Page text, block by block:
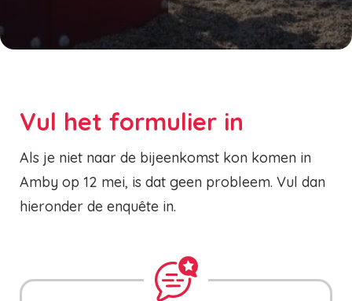
Vul het formulier in
Als je niet naar de bijeenkomst kon komen in
Amby op 12 mei, is dat geen probleem. Vul dan
hieronder de enquête in.